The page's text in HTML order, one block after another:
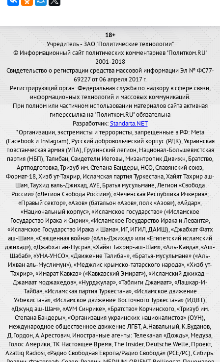
18+
Учредитель - ЗАО "Политические технологии"
© Информационный сайт политических комментариев "Политком.RU"
2001-2018
Свидетельство о регистрации средства массовой информации Эл № ФС77-
69227 от 06 апреля 2017 г.
Регистрирующий орган: Федеральная служба по надзору в сфере связи,
информационных технологий и массовых коммуникаций.
При полном или частичном использовании материалов сайта активная
гиперссылка на "Политком.RU" обязательна
Разработчик:Standarta.NET
*Организации, экстремисты и террористы, запрещенные в РФ: Meta
(Facebook и Instagram), Русский добровольческий корпус (РДК), Украинская
повстанческая армия (УПА), Грузинский легион, Национал-Большевистская
партия (НБП), Талибан, Свидетели Иеговы, Мизантропик Дивижн, Братство,
Артподготовка, Тризуб им. Степана Бандеры, НСО, Славянский союз,
Формат-18, Хизб ут-Тахрир, Исламская партия Туркестана, Хайят Тахрир аш-
Шам, Таухид валь-Джихад, АУЕ, Братья мусульмане, Легион «Свобода
России» («Легион Свобода России»), «Чеченская Республика Ичкерия»,
«Правый сектор», «Азов» (батальон «Азов», полк «Азов»), «Айдар»,
«Национальный корпус», «Исламское государство» («Исламское
Государство Ирака и Сирии», «Исламское Государство Ирака и Леванта»,
«Исламское Государство Ирака и Шама», ИГ, ИГИЛ, ДАИШ), «Джабхат Фатх
аш-Шам», «Священная война» («Аль-Джихад» или «Египетский исламский
джихад»), «Джабхат ан-Нусра», «Хайят Тахрир-аш-Шам», «Аль-Каида», «Аш-
Шабаб», «УНА-УНСО», «Движение Талибан», «Братья-мусульмане» («Аль-
Ихван аль-Муслимун»), «Меджлис крымско-татарского народа», «Хизб ут-
Тахрир», «Имарат Кавказ» («Кавказский Эмират»), «Исламский джихад –
Джамаат моджахедов», «Нурджулар», «Таблиги Джамаат», «Лашкар-И-
Тайба», «Исламская партия Туркестана», «Исламское движение
Узбекистана», «Исламское движение Восточного Туркестана» (ИДВТ),
«Джунд аш-Шам», «АУМ Синрике», «Братство» Корчинского, «Тризуб им.
Степана Бандеры», «Организация украинских националистов» (ОУН),
международное общественное движение ЛГБТ, А.Навальный, К.Буданов,
Д.Гордон, А.Арестович. Иностранные агенты: Телеканал «Дождь», Медуза,
Голос Америки, ТК Настоящее Время, The Insider, Deutsche Welle, Проект,
Azatliq Radiosi, «Радио Свободная Европа/Радио Свобода» (PCE/PC), Сибирь.